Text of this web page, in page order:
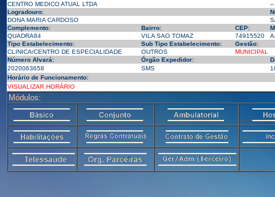
CENTRO MEDICO ATUAL LTDA
--
Logradouro:
DONA MARIA CARDOSO
Complemento:
Bairro: CEP:
QUADRA84
VILA SAO TOMAZ 74915520
Tipo Estabelecimento:
Sub Tipo Estabelecimento:
Gestão:
CLINICA/CENTRO DE ESPECIALIDADE
OUTROS
MUNICIPAL
Número Alvará:
Órgão Expedidor:
2020063658
SMS
Horário de Funcionamento:
VISUALIZAR HORÁRIO
Módulos: